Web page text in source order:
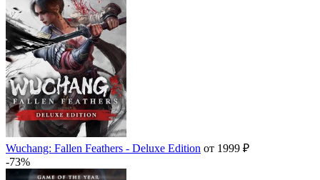
Wuchang: Fallen Feathers - Deluxe Edition от 1999 ₽
-73%